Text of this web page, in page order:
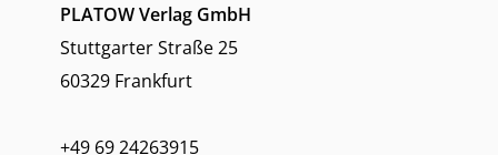
PLATOW Verlag GmbH
Stuttgarter Straße 25
60329 Frankfurt
+49 69 24263915